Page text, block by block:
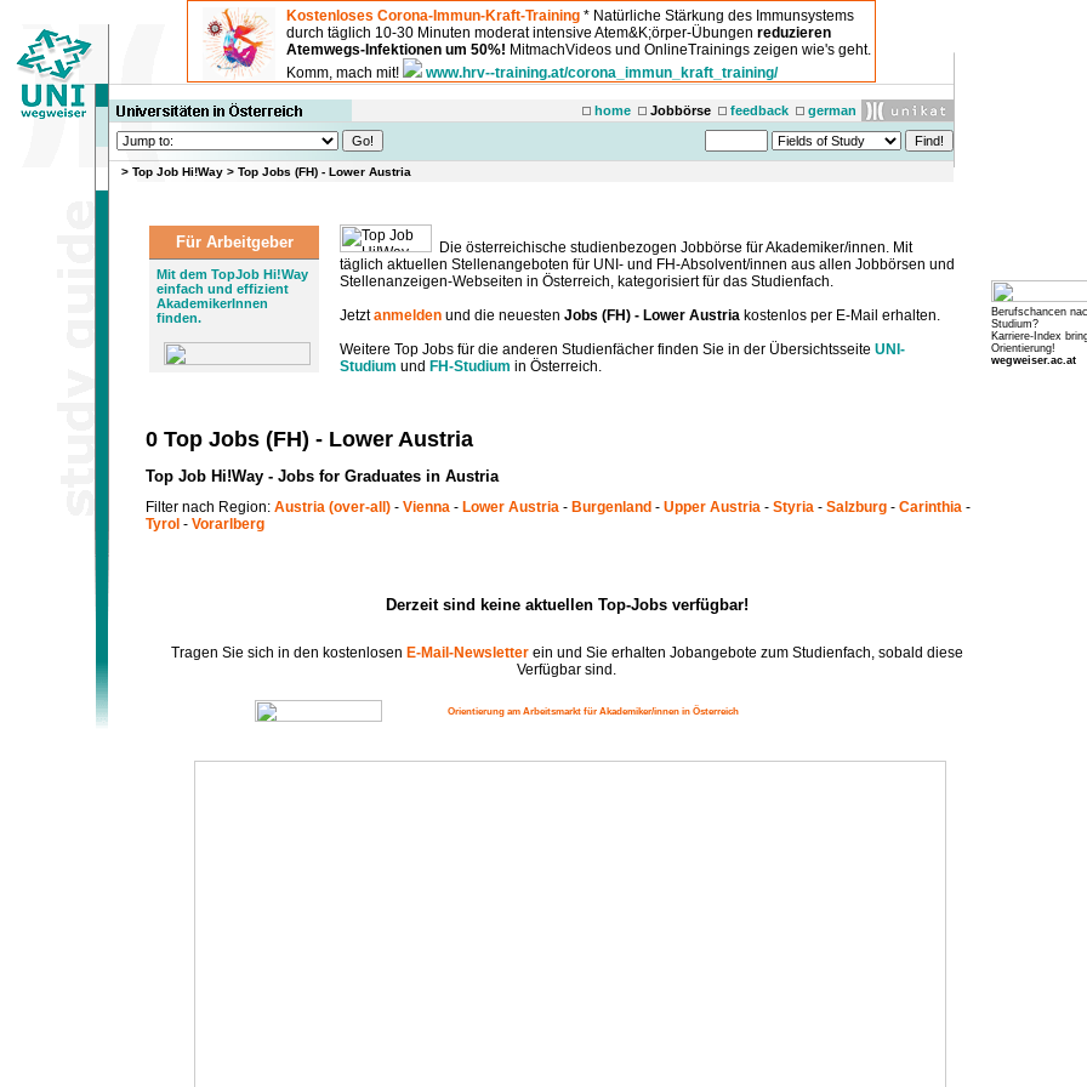
Kostenloses Corona-Immun-Kraft-Training * Natürliche Stärkung des Immunsystems
durch täglich 10-30 Minuten moderat intensive Atem&K;örper-Übungen reduzieren
Atemwegs-Infektionen um 50%! MitmachVideos und OnlineTrainings zeigen wie's geht.
Komm, mach mit!
www.hrv--training.at/corona_immun_kraft_training/
home Jobbörse feedback german
> Top Job Hi!Way > Top Jobs (FH) - Lower Austria
Für Arbeitgeber
Mit dem TopJob Hi!Way
einfach und effizient
AkademikerInnen
finden.
Die österreichische studienbezogen Jobbörse für Akademiker/innen. Mit
täglich aktuellen Stellenangeboten für UNI- und FH-Absolvent/innen aus allen Jobbörsen und
Stellenanzeigen-Webseiten in Österreich, kategorisiert für das Studienfach.
Jetztanmelden und die neuesten Jobs (FH) - Lower Austria kostenlos per E-Mail erhalten.
Weitere Top Jobs für die anderen Studienfächer finden Sie in der Übersichtsseite UNI-
Studium und FH-Studium in Österreich.
0 Top Jobs (FH) - Lower Austria
Top Job Hi!Way - Jobs for Graduates in Austria
Filter nach Region: Austria (over-all) - Vienna - Lower Austria - Burgenland - Upper Austria - Styria - Salzburg - Carinthia -
Tyrol - Vorarlberg
Derzeit sind keine aktuellen Top-Jobs verfügbar!
Tragen Sie sich in den kostenlosen E-Mail-Newsletterein und Sie erhalten Jobangebote zum Studienfach, sobald diese
Verfügbar sind.
Orientierung am Arbeitsmarkt für Akademiker/innen in Österreich
Berufschancen
Studium?
Karriere-Index
Orientierung!
wegweiser.ac.at